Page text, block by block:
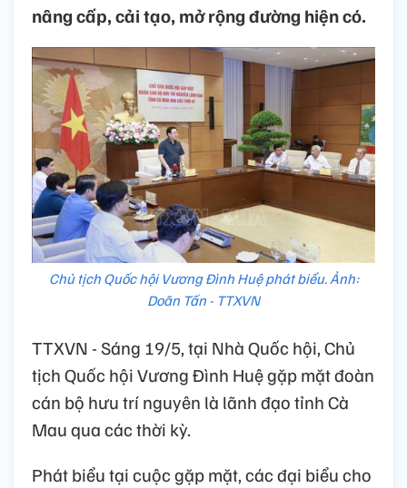
nâng cấp, cải tạo, mở rộng đường hiện có.
Chủ tịch Quốc hội Vương Đình Huệ phát biểu. Ảnh:
Doãn Tấn - TTXVN
TTXVN - Sáng 19/5, tại Nhà Quốc hội, Chủ
tịch Quốc hội Vương Đình Huệ gặp mặt đoàn
cán bộ hưu trí nguyên là lãnh đạo tỉnh Cà
Mau qua các thời kỳ.
Phát biểu tại cuộc gặp mặt, các đại biểu cho